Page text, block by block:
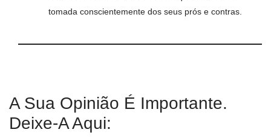
tomada conscientemente dos seus prós e contras.
A Sua Opinião É Importante.
Deixe-A Aqui: